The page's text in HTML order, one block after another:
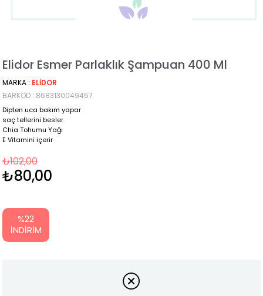
Elidor Esmer Parlaklık Şampuan 400 Ml
MARKA : ELIDOR
BARKOD : 8683130049457
Dipten uca bakım yapar
saç tellerini besler
Chia Tohumu Yağı
E Vitamini içerir
₺102,00
₺80,00
%22
İNDIRIM